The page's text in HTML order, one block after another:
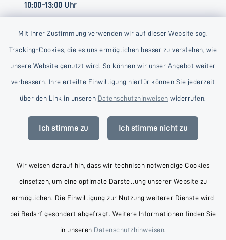
Mit Ihrer Zustimmung verwenden wir auf dieser Website sog.
Tracking-Cookies, die es uns ermöglichen besser zu verstehen, wie
unsere Website genutzt wird. So können wir unser Angebot weiter
verbessern. Ihre erteilte Einwilligung hierfür können Sie jederzeit
über den Link in unseren Datenschutzhinweisen widerrufen.
Ich stimme zu Ich stimme nicht zu
Wir weisen darauf hin, dass wir technisch notwendige Cookies
einsetzen, um eine optimale Darstellung unserer Website zu
ermöglichen. Die Einwilligung zur Nutzung weiterer Dienste wird
bei Bedarf gesondert abgefragt. Weitere Informationen finden Sie
in unseren Datenschutzhinweisen.
10:00-13:00 Uhr
Kontakt
Datenschutz
Impressum
Sitemap